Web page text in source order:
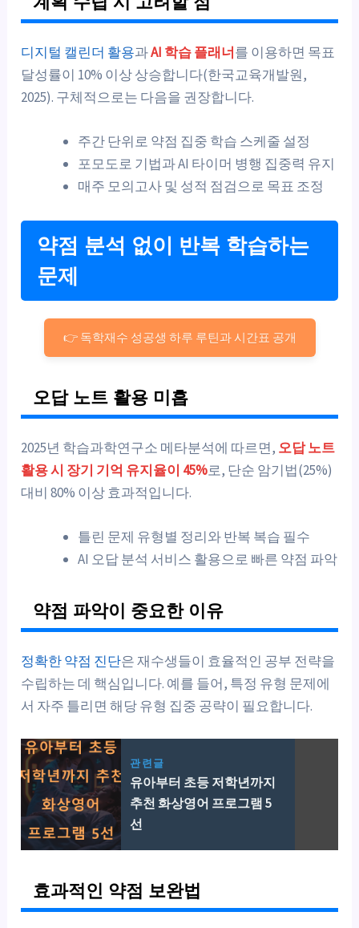
디지털 캘린더 활용과AI 학습 플래너를 이용하면 목표
달성률이 10% 이상 상승합니다(한국교육개발원,
2025). 구체적으로는 다음을 권장합니다.
주간 단위로 약점 집중 학습 스케줄 설정
포모도로 기법과 AI 타이머 병행 집중력 유지
매주 모의고사 및 성적 점검으로 목표 조정
약점 분석 없이 반복 학습하는
문제
👉 독학재수 성공생 하루 루틴과 시간표 공개
오답 노트 활용 미흡
2025년 학습과학연구소 메타분석에 따르면, 오답 노트
활용 시 장기 기억 유지율이 45%로, 단순 암기법(25%)
대비 80% 이상 효과적입니다.
틀린 문제 유형별 정리와 반복 복습 필수
AI 오답 분석 서비스 활용으로 빠른 약점 파악
약점 파악이 중요한 이유
정확한 약점 진단은 재수생들이 효율적인 공부 전략을
수립하는 데 핵심입니다. 예를 들어, 특정 유형 문제에
서 자주 틀리면 해당 유형 집중 공략이 필요합니다.
관련글
유아부터 초등 저학년까지
추천 화상영어 프로그램 5
선
효과적인 약점 보완법